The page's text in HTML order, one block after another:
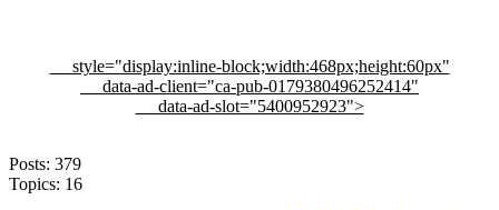
style="display:inline-block;width:468px;height:60px"
data-ad-client="ca-pub-0179380496252414"
data-ad-slot="5400952923">
Posts: 379
Topics: 16